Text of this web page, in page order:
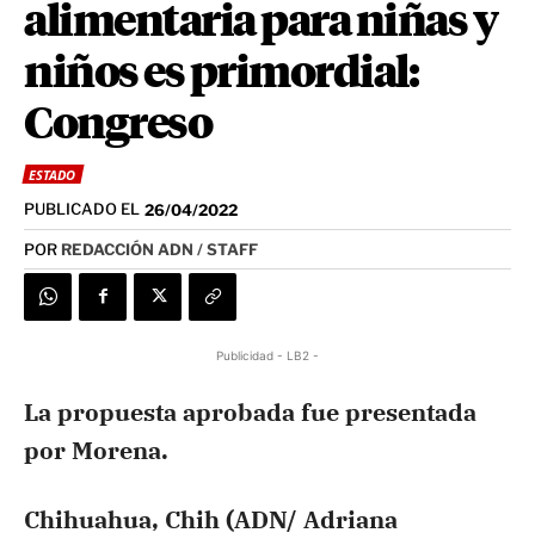
alimentaria para niñas y
niños es primordial:
Congreso
ESTADO
PUBLICADO EL 26/04/2022
POR REDACCIÓN ADN / STAFF
Publicidad - LB2 -
La propuesta aprobada fue presentada
por Morena.
Chihuahua, Chih (ADN/ Adriana